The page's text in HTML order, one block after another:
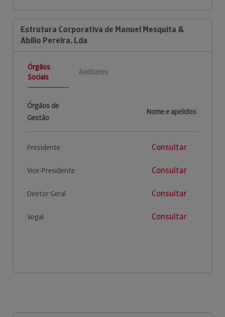
Estrutura Corporativa de Manuel Mesquita &
Abílio Pereira, Lda
Órgãos
Sociais
Auditores
Órgãos de
Gestão
Nome e apelidos
Presidente Consultar
Vice-Presidente Consultar
Diretor Geral Consultar
Vogal Consultar